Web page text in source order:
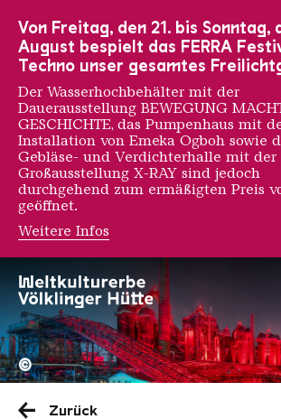
Late Night Tour
©
Zurück
Von Freitag, den 21. bis Sonntag,
August bespielt das FERRA
Techno unser gesamtes
Der Wasserhochbehälter mit der
Dauerausstellung BEWEGUNG
GESCHICHTE, das Pumpenhaus mit
Installation von Emeka Ogboh sowie
Gebläse- und Verdichterhalle mit der
Großausstellung X-RAY sind jedoch
durchgehend zum ermäßigten Preis
geöffnet.
Weitere Infos